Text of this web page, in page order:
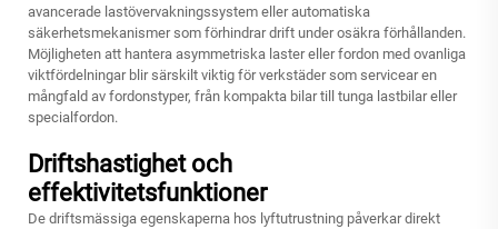
avancerade lastövervakningssystem eller automatiska
säkerhetsmekanismer som förhindrar drift under osäkra förhållanden.
Möjligheten att hantera asymmetriska laster eller fordon med ovanliga
viktfördelningar blir särskilt viktig för verkstäder som servicear en
mångfald av fordonstyper, från kompakta bilar till tunga lastbilar eller
specialfordon.
Driftshastighet och
effektivitetsfunktioner
De driftsmässiga egenskaperna hos lyftutrustning påverkar direkt